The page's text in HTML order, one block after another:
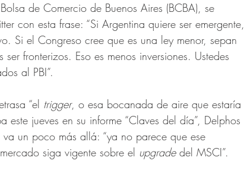
de Comercio de Buenos Aires (BCBA), se
con esta frase: “Si Argentina quiere ser emergente,
Si el Congreso cree que es una ley menor, sepan
fronterizos. Eso es menos inversiones. Ustedes
al PBI”.
“el trigger, o esa bocanada de aire que estaría
este jueves en su informe “Claves del día”, Delphos
va un poco más allá: “ya no parece que ese
siga vigente sobre el upgrade del MSCI”.